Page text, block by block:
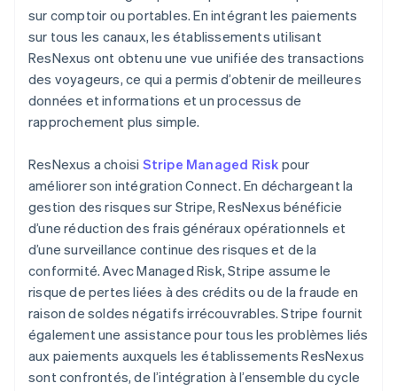
sur comptoir ou portables. En intégrant les paiements
sur tous les canaux, les établissements utilisant
ResNexus ont obtenu une vue unifiée des transactions
des voyageurs, ce qui a permis d’obtenir de meilleures
données et informations et un processus de
rapprochement plus simple.
ResNexus a choisi Stripe Managed Risk pour
améliorer son intégration Connect. En déchargeant la
gestion des risques sur Stripe, ResNexus bénéficie
d’une réduction des frais généraux opérationnels et
d’une surveillance continue des risques et de la
conformité. Avec Managed Risk, Stripe assume le
risque de pertes liées à des crédits ou de la fraude en
raison de soldes négatifs irrécouvrables. Stripe fournit
également une assistance pour tous les problèmes liés
aux paiements auxquels les établissements ResNexus
sont confrontés, de l’intégration à l’ensemble du cycle